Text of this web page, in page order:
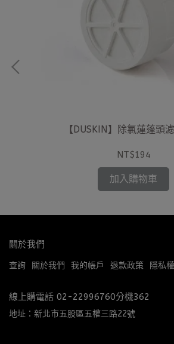
【DUSKIN】除氯蓮蓬頭
NT$194
加入購物車
關於我們
查詢 關於我們 我的帳戶 退款政策 隱私
線上購電話 02-22996760分機362
地址：新北市五股區五權三路22號